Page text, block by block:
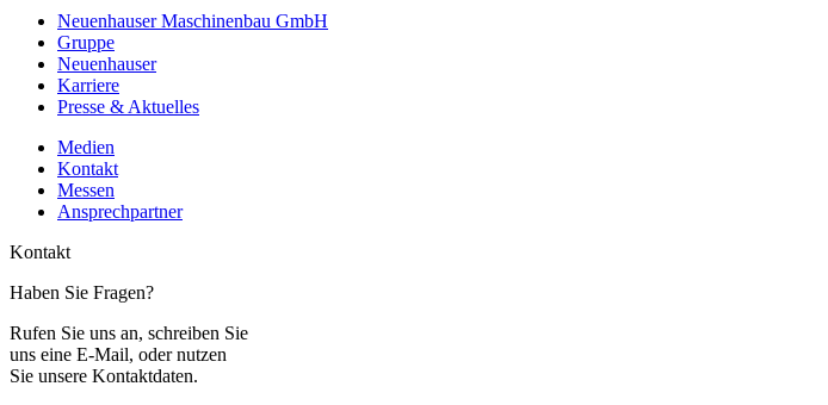
Neuenhauser Maschinenbau GmbH
Gruppe
Neuenhauser
Karriere
Presse & Aktuelles
Medien
Kontakt
Messen
Ansprechpartner
Kontakt
Haben Sie Fragen?
Rufen Sie uns an, schreiben Sie
uns eine E-Mail, oder nutzen
Sie unsere Kontaktdaten.